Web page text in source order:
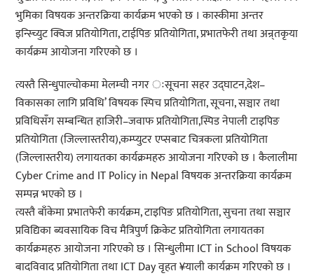
भुमिका विषयक अन्तरक्रिया कार्यक्रम भएको छ । कास्कीमा अन्तर
इन्स्च्यिुट क्विज प्रतियोगिता, टाईपिङ प्रतियोगिता, प्रभातफेरी तथा अन्र्तकृया
कार्यक्रम आयोजना गरिएको छ ।
त्यस्तै सिन्धुपाल्चोकमा मेलम्ची नगर ःसूचना सहर उद्घाटन,देश–
विकासका लागि प्रविधि’ विषयक स्पिच प्रतियोगिता, सूचना, सञ्चार तथा
प्रविधिसँग सम्बन्धित हाजिरी–जवाफ प्रतियोगिता,स्पिड नेपाली टाइपिङ
प्रतियोगिता (जिल्लास्तरीय),कम्प्युटर एप्सबाट चित्रकला प्रतियोगिता
(जिल्लास्तरीय) लगायतका कार्यक्रमहरु आयोजना गरिएको छ । कैलालीमा
Cyber Crime and IT Policy in Nepal विषयक अन्तरक्रिया कार्यक्रम
सम्पन्न भएको छ ।
त्यस्तै बाँकेमा प्रभातफेरी कार्यक्रम, टाइपिङ प्रतियोगिता, सुचना तथा सञ्चार
प्रविद्यिका ब्यवसायिक विच मैत्रिपुर्ण क्रिकेट प्रतियोगिता लगायतका
कार्यक्रमहरु आयोजना गरिएको छ । सिन्धुलीमा ICT in School विषयक
बादविवाद प्रतियोगिता तथा ICT Day वृहत ¥याली कार्यक्रम गरिएको छ ।